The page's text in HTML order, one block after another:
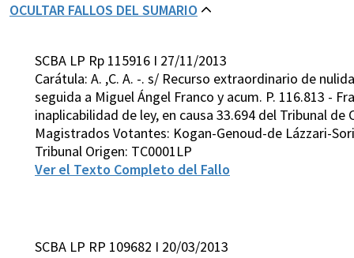
OCULTAR FALLOS DEL SUMARIO
SCBA LP Rp 115916 I 27/11/2013
Carátula: A. ,C. A. -. s/ Recurso extraordinario de
seguida a Miguel Ángel Franco y acum. P. 116.813 -
inaplicabilidad de ley, en causa 33.694 del Tribunal de
Magistrados Votantes: Kogan-Genoud-de Lázzari-
Tribunal Origen: TC0001LP
Ver el Texto Completo del Fallo
SCBA LP RP 109682 I 20/03/2013